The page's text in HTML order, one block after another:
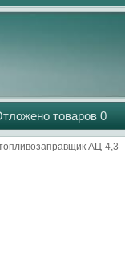
товаров 0
АЦ-4,3